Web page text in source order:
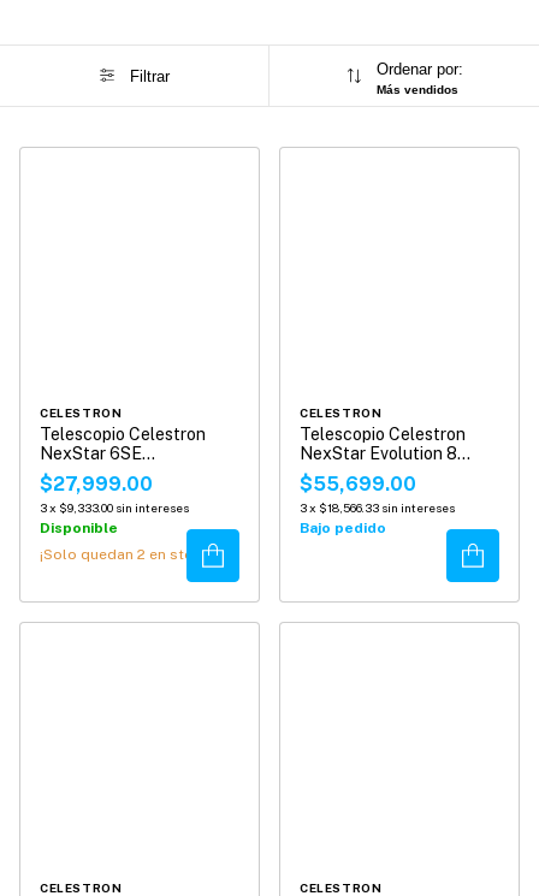
Filtrar Ordenar por:
Más vendidos
CELESTRON
Telescopio Celestron
NexStar 6SE
Computarizado
$27,999.00
3x $9,333.00 sin intereses
Disponible
¡Solo quedan 2 en stock!Comprar
CELESTRON
Telescopio Celestron
NexStar Evolution 8
Telescope
$55,699.00
3x $18,566.33 sin intereses
Bajo pedido
Comprar
CELESTRON CELESTRON